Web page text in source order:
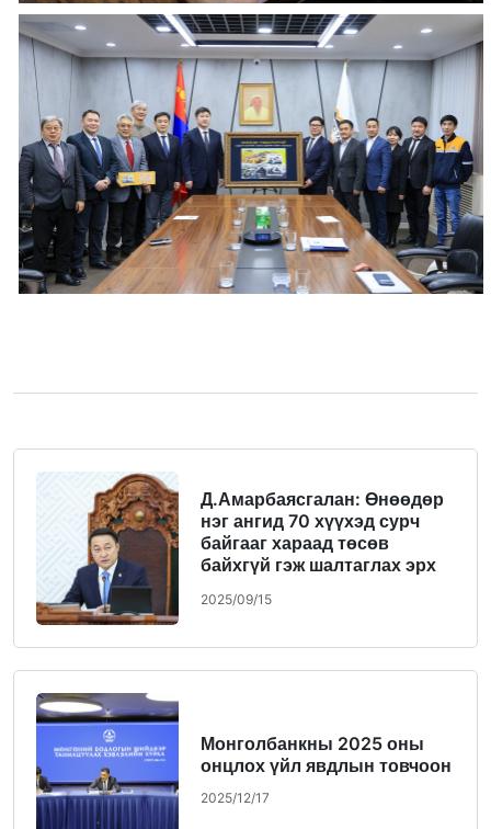
Д.Амарбаясгалан: Өнөөдөр
нэг ангид 70 хүүхэд сурч
байгааг хараад төсөв
байхгүй гэж шалтаглах эрх
2025/09/15
Монголбанкны 2025 оны
онцлох үйл явдлын товчоон
2025/12/17